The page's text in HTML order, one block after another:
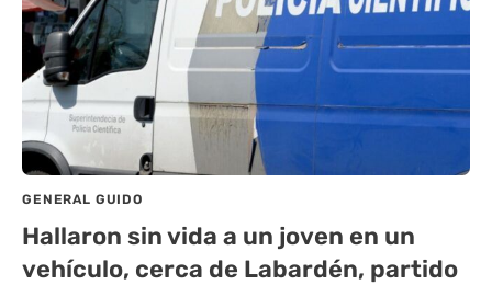
GENERAL GUIDO
Hallaron sin vida a un joven en un
vehículo, cerca de Labardén, partido